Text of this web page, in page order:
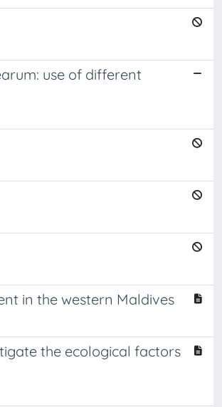
use of different
in the western Maldives
the ecological factors